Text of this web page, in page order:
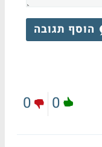
הוסף תגובה
0
0